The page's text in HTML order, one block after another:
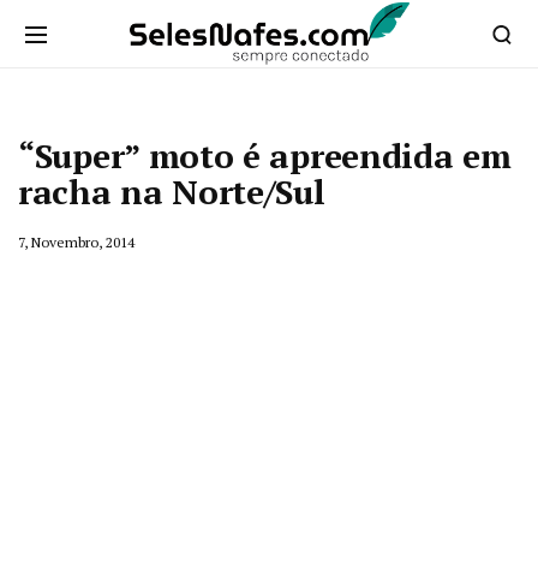
“Super” moto é apreendida em
racha na Norte/Sul
7, Novembro, 2014